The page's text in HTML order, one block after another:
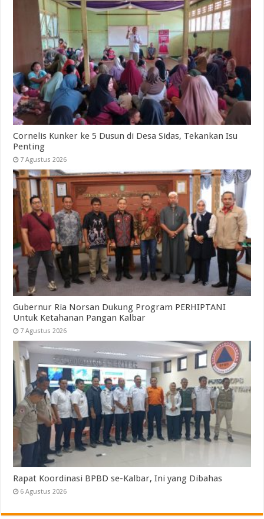
Cornelis Kunker ke 5 Dusun di Desa Sidas, Tekankan Isu
Penting
7 Agustus 2026
Gubernur Ria Norsan Dukung Program PERHIPTANI
Untuk Ketahanan Pangan Kalbar
7 Agustus 2026
Rapat Koordinasi BPBD se-Kalbar, Ini yang Dibahas
6 Agustus 2026